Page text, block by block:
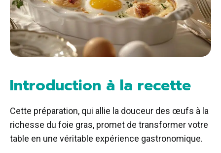
Introduction à la recette
Cette préparation, qui allie la douceur des œufs à la
richesse du foie gras, promet de transformer votre
table en une véritable expérience gastronomique.